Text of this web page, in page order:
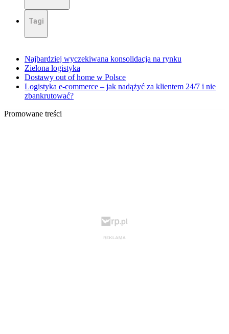
Tagi
Najbardziej wyczekiwana konsolidacja na rynku
Zielona logistyka
Dostawy out of home w Polsce
Logistyka e-commerce – jak nadążyć za klientem 24/7 i nie
zbankrutować?
Promowane treści